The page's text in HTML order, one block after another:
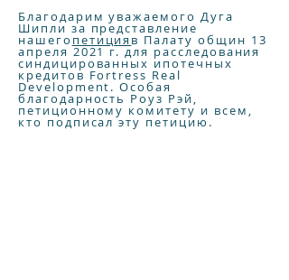
Благодарим уважаемого Дуга
Шипли за представление
нашего петиция в Палату общин 13
апреля 2021 г. для расследования
синдицированных ипотечных
кредитов Fortress Real
Development. Особая
благодарность Роуз Рэй,
петиционному комитету и всем,
кто подписал эту петицию.